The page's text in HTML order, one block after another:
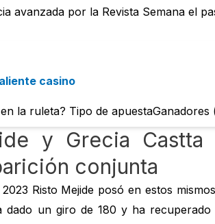
avanzada por la Revista Semana el
casino
la ruleta? Tipo de
y Grecia
conjunta
Risto Mejide posó en estos
dado un giro de 180 y ha